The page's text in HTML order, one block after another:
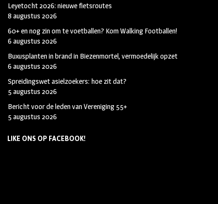
Leyetocht 2026: nieuwe fietsroutes
8 augustus 2026
60+ en nog zin om te voetballen? Kom Walking Footballen!
6 augustus 2026
Buxusplanten in brand in Biezenmortel, vermoedelijk opzet
6 augustus 2026
Spreidingswet asielzoekers: hoe zit dat?
5 augustus 2026
Bericht voor de leden van Vereniging 55+
5 augustus 2026
LIKE ONS OP FACEBOOK!